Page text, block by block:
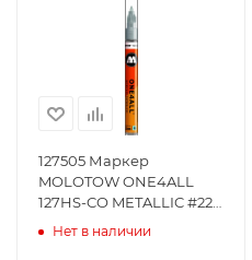
127505 Маркер
MOLOTOW ONE4ALL
127HS-CO METALLIC #227
Серебро 1,5 мм
Нет в наличии